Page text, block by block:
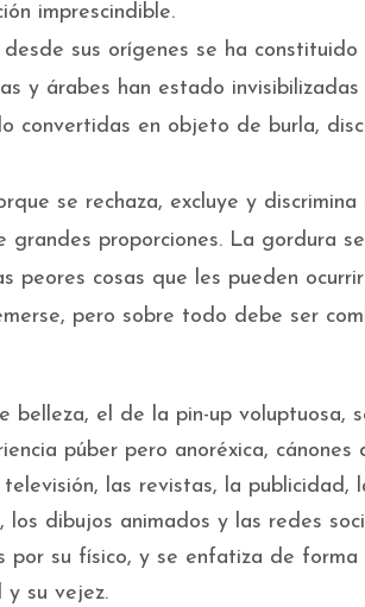
imprescindible.
sus orígenes se ha
y árabes han estado
convertidas en objeto de burla,
se rechaza, excluye y
proporciones. La gordura
peores cosas que les pueden
pero sobre todo debe ser
belleza, el de la pin-up voluptuosa,
púber pero anoréxica, cánones
las revistas, la publicidad,
dibujos animados y las redes
por su físico, y se enfatiza de
y su vejez.